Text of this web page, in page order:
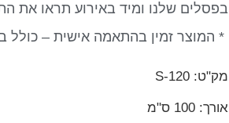
בפסלים שלנו ומיד באירוע תראו את
* המוצר זמין בהתאמה אישית –
מק"ט: S-120
אורך: 100 ס"מ